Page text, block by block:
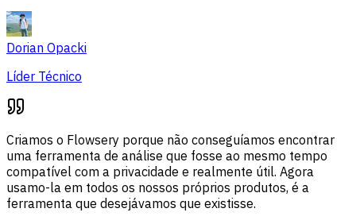
Dorian Opacki
Líder Técnico
Criamos o Flowsery porque não conseguíamos encontrar
uma ferramenta de análise que fosse ao mesmo tempo
compatível com a privacidade e realmente útil. Agora
usamo-la em todos os nossos próprios produtos, é a
ferramenta que desejávamos que existisse.